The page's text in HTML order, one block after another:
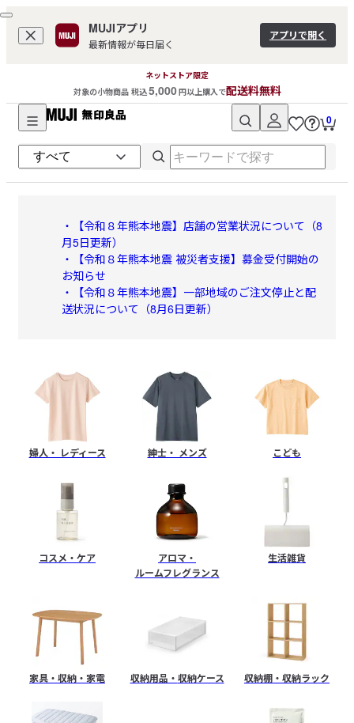
MUJIアプリ
最新情報が毎日届く
アプリで開く
ネットストア限定
対象の小物商品 税込5,000円以上購入で配送料無料
無
印
良
品
ネ
ト
ス
ト
ア
0
・【令和８年熊本地震】店舗の営業状況について（8
月5日更新）
・【令和８年熊本地震 被災者支援】募金受付開始の
お知らせ
・【令和８年熊本地震】一部地域のご注文停止と配
送状況について（8月6日更新）
婦人・ レディース 紳士・ メンズ こども
コスメ・ケア
アロマ・
ルームフレグランス
生活雑貨
家具・収納・家電 収納用品・ 収納ケース 収納棚・ 収納ラック